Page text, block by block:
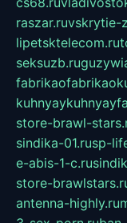
raszar.ruvskrytie-
lipetsktelecom.ru
seksuzb.ru
store-brawl-
sindika-01.rusp-
e-abis-1-c.ru
store-
antenna-highly.ru